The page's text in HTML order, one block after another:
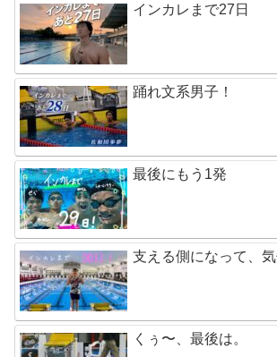
インカレまで27日
踊れ文系男子！
最後にもう1発
支える側になって、気
くぅ〜、最後は。